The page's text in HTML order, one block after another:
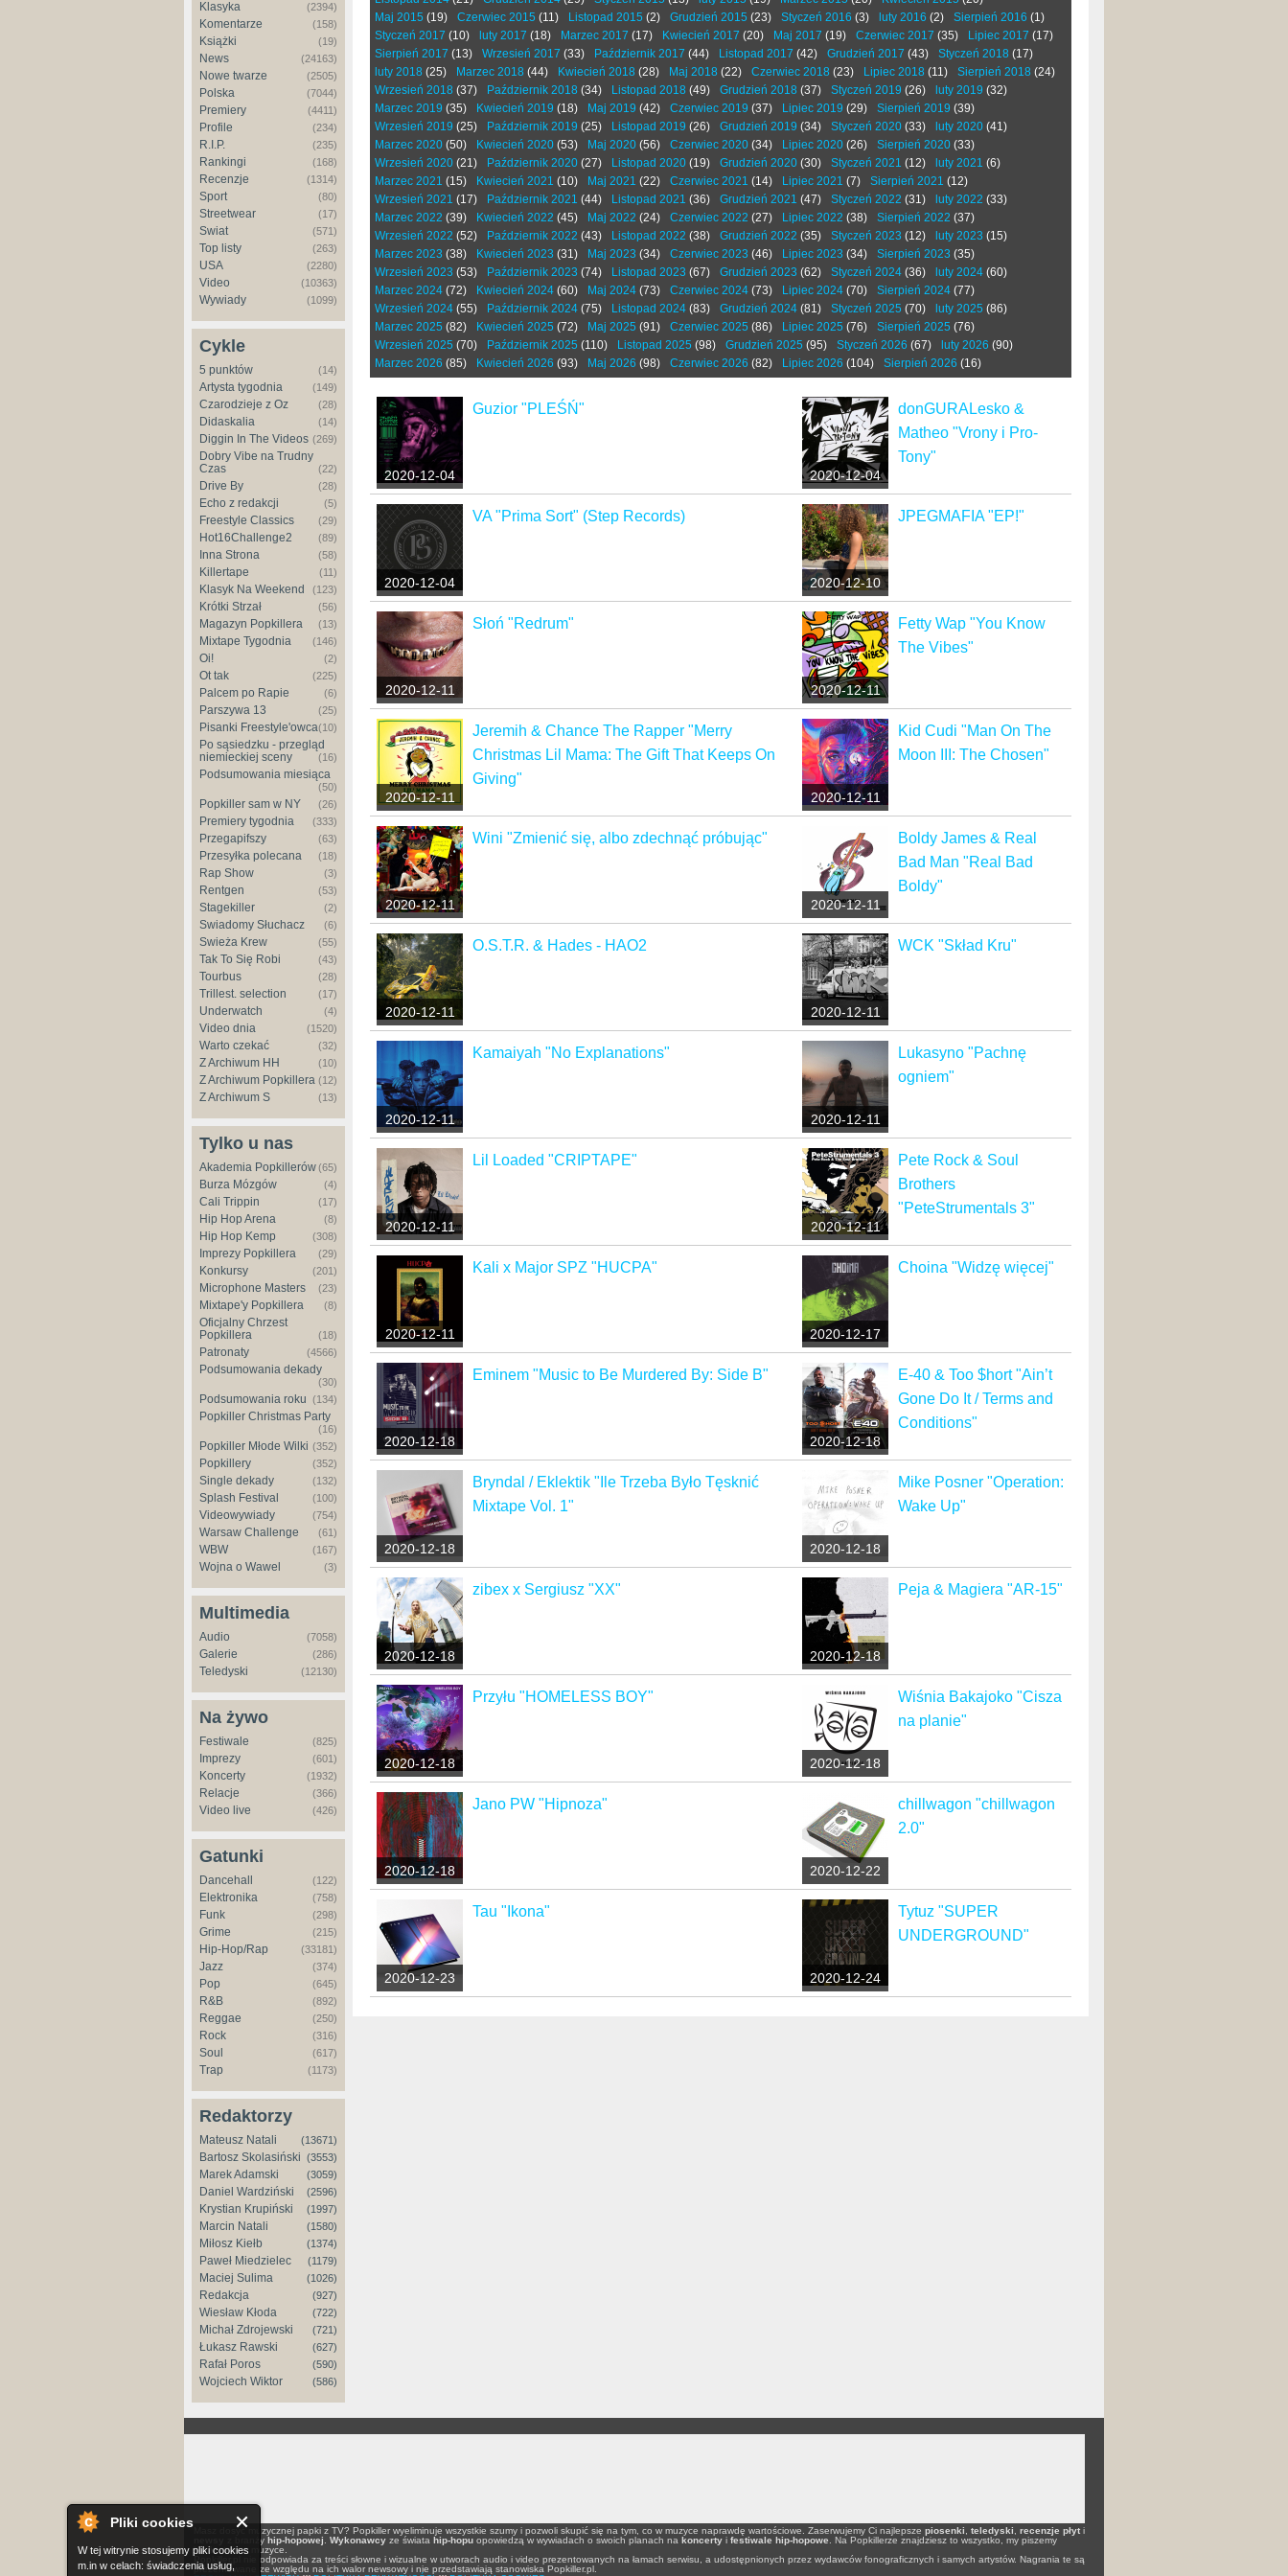
Pliki cookies
W tej witrynie stosujemy pliki cookies
m.in w celach: świadczenia usług,
Klasyka (2394)
Komentarze (158)
Książki (19)
News (24163)
Nowe twarze (2505)
Polska (7044)
Premiery (4411)
Profile (234)
R.I.P. (235)
Rankingi (168)
Recenzje (1314)
Sport (80)
Streetwear (17)
Świat (571)
Top listy (263)
USA (2280)
Video (10363)
Wywiady (1099)
Cykle
5 punktów (14)
Artysta tygodnia (149)
Czarodzieje z Oz (28)
Didaskalia (14)
Diggin In The Videos (269)
Dobry Vibe na Trudny
Czas
(22)
Drive By (28)
Echo z redakcji (5)
Freestyle Classics (29)
Hot16Challenge2 (89)
Inna Strona (58)
Killertape (11)
Klasyk Na Weekend (123)
Krótki Strzał (56)
Magazyn Popkillera (13)
Mixtape Tygodnia (146)
Oi! (2)
Ot tak (225)
Palcem po Rapie (6)
Parszywa 13 (25)
Pisanki Freestyle'owca(10)
Po sąsiedzku - przegląd
niemieckiej sceny
(16)
Podsumowania miesiąca
(50)
Popkiller sam w NY (26)
Premiery tygodnia (333)
Przegapifszy (63)
Przesyłka polecana (18)
Rap Show (3)
Rentgen (53)
Stagekiller (2)
Świadomy Słuchacz (6)
Świeża Krew (55)
Tak To Się Robi (43)
Tourbus (28)
Trillest. selection (17)
Underwatch (4)
Video dnia (1520)
Warto czekać (32)
Z Archiwum HH (10)
Z Archiwum Popkillera (12)
Z Archiwum S (13)
Tylko u nas
Akademia Popkillerów(65)
Burza Mózgów (4)
Cali Trippin (17)
Hip Hop Arena (8)
Hip Hop Kemp (308)
Imprezy Popkillera (29)
Konkursy (201)
Microphone Masters (23)
Mixtape'y Popkillera (8)
Oficjalny Chrzest
Popkillera
(18)
Patronaty (4566)
Podsumowania dekady
(30)
Podsumowania roku (134)
Popkiller Christmas Party
(16)
Popkiller Młode Wilki (352)
Popkillery (352)
Single dekady (132)
Splash Festival (100)
Videowywiady (754)
Warsaw Challenge (61)
WBW (167)
Wojna o Wawel (3)
Multimedia
Audio (7058)
Galerie (286)
Teledyski (12130)
Na żywo
Festiwale (825)
Imprezy (601)
Koncerty (1932)
Relacje (366)
Video live (426)
Gatunki
Dancehall (122)
Elektronika (758)
Funk (298)
Grime (215)
Hip-Hop/Rap (33181)
Jazz (374)
Pop (645)
R&B (892)
Reggae (250)
Rock (316)
Soul (617)
Trap (1173)
Redaktorzy
Mateusz Natali (13671)
Bartosz Skolasiński (3553)
Marek Adamski (3059)
Daniel Wardziński (2596)
Krystian Krupiński (1997)
Marcin Natali (1580)
Miłosz Kiełb (1374)
Paweł Miedzielec (1179)
Maciej Sulima (1026)
Redakcja (927)
Wiesław Kłoda (722)
Michał Zdrojewski (721)
Łukasz Rawski (627)
Rafał Poros (590)
Wojciech Wiktor (586)
Maj 2015 (19) Czerwiec 2015 (11) Listopad 2015 (2) Grudzień 2015 (23) Styczeń 2016 (3) luty 2016 (2) Sierpień 2016 (1)
Styczeń 2017 (10) luty 2017 (18) Marzec 2017 (17) Kwiecień 2017 (20) Maj 2017 (19) Czerwiec 2017 (35) Lipiec 2017 (17)
Sierpień 2017 (13) Wrzesień 2017 (33) Październik 2017 (44) Listopad 2017 (42) Grudzień 2017 (43) Styczeń 2018 (17)
luty 2018 (25) Marzec 2018 (44) Kwiecień 2018 (28) Maj 2018 (22) Czerwiec 2018 (23) Lipiec 2018 (11) Sierpień 2018 (24)
Wrzesień 2018 (37) Październik 2018 (34) Listopad 2018 (49) Grudzień 2018 (37) Styczeń 2019 (26) luty 2019 (32)
Marzec 2019 (35) Kwiecień 2019 (18) Maj 2019 (42) Czerwiec 2019 (37) Lipiec 2019 (29) Sierpień 2019 (39)
Wrzesień 2019 (25) Październik 2019 (25) Listopad 2019 (26) Grudzień 2019 (34) Styczeń 2020 (33) luty 2020 (41)
Marzec 2020 (50) Kwiecień 2020 (53) Maj 2020 (56) Czerwiec 2020 (34) Lipiec 2020 (26) Sierpień 2020 (33)
Wrzesień 2020 (21) Październik 2020 (27) Listopad 2020 (19) Grudzień 2020 (30) Styczeń 2021 (12) luty 2021 (6)
Marzec 2021 (15) Kwiecień 2021 (10) Maj 2021 (22) Czerwiec 2021 (14) Lipiec 2021 (7) Sierpień 2021 (12)
Wrzesień 2021 (17) Październik 2021 (44) Listopad 2021 (36) Grudzień 2021 (47) Styczeń 2022 (31) luty 2022 (33)
Marzec 2022 (39) Kwiecień 2022 (45) Maj 2022 (24) Czerwiec 2022 (27) Lipiec 2022 (38) Sierpień 2022 (37)
Wrzesień 2022 (52) Październik 2022 (43) Listopad 2022 (38) Grudzień 2022 (35) Styczeń 2023 (12) luty 2023 (15)
Marzec 2023 (38) Kwiecień 2023 (31) Maj 2023 (34) Czerwiec 2023 (46) Lipiec 2023 (34) Sierpień 2023 (35)
Wrzesień 2023 (53) Październik 2023 (74) Listopad 2023 (67) Grudzień 2023 (62) Styczeń 2024 (36) luty 2024 (60)
Marzec 2024 (72) Kwiecień 2024 (60) Maj 2024 (73) Czerwiec 2024 (73) Lipiec 2024 (70) Sierpień 2024 (77)
Wrzesień 2024 (55) Październik 2024 (75) Listopad 2024 (83) Grudzień 2024 (81) Styczeń 2025 (70) luty 2025 (86)
Marzec 2025 (82) Kwiecień 2025 (72) Maj 2025 (91) Czerwiec 2025 (86) Lipiec 2025 (76) Sierpień 2025 (76)
Wrzesień 2025 (70) Październik 2025 (110) Listopad 2025 (98) Grudzień 2025 (95) Styczeń 2026 (67) luty 2026 (90)
Marzec 2026 (85) Kwiecień 2026 (93) Maj 2026 (98) Czerwiec 2026 (82) Lipiec 2026 (104) Sierpień 2026 (16)
2020-12-04
Guzior "PLEŚŃ"
2020-12-04
donGURALesko &
Matheo "Vrony i Pro-
Tony"
2020-12-04
VA "Prima Sort" (Step Records)
2020-12-10
JPEGMAFIA "EP!"
2020-12-11
Słoń "Redrum"
2020-12-11
Fetty Wap "You Know
The Vibes"
2020-12-11
Jeremih & Chance The Rapper "Merry
Christmas Lil Mama: The Gift That Keeps On
Giving"
2020-12-11
Kid Cudi "Man On The
Moon III: The Chosen"
2020-12-11
Wini "Zmienić się, albo zdechnąć próbując"
2020-12-11
Boldy James & Real
Bad Man "Real Bad
Boldy"
2020-12-11
O.S.T.R. & Hades - HAO2
2020-12-11
WCK "Skład Kru"
2020-12-11
Kamaiyah "No Explanations"
2020-12-11
Lukasyno "Pachnę
ogniem"
2020-12-11
Lil Loaded "CRIPTAPE"
2020-12-11
Pete Rock & Soul
Brothers
"PeteStrumentals 3"
2020-12-11
Kali x Major SPZ "HUCPA"
2020-12-17
Choina "Widzę więcej"
2020-12-18
Eminem "Music to Be Murdered By: Side B"
2020-12-18
E-40 & Too $hort "Ain’t
Gone Do It / Terms and
Conditions"
2020-12-18
Bryndal / Eklektik "Ile Trzeba Było Tęsknić
Mixtape Vol. 1"
2020-12-18
Mike Posner "Operation:
Wake Up"
2020-12-18
zibex x Sergiusz "XX"
2020-12-18
Peja & Magiera "AR-15"
2020-12-18
Przyłu "HOMELESS BOY"
2020-12-18
Wiśnia Bakajoko "Cisza
na planie"
2020-12-18
Jano PW "Hipnoza"
2020-12-22
chillwagon "chillwagon
2.0"
2020-12-23
Tau "Ikona"
2020-12-24
Tytuz "SUPER
UNDERGROUND"
Masz dosyć muzycznej papki z TV? Popkiller wyeliminuje wszystkie szumy i pozwoli skupić się na tym, co w muzyce naprawdę wartościowe. Zaserwujemy Ci najlepsze piosenki teledyski recenzje płyt i
z branży hip-hopowej Wykonawcy ze świata hip-hopu opowiedzą w wywiadach o swoich planach na koncerty i festiwale hip-hopowe . Na Popkillerze znajdziesz to wszystko, my piszemy
konkretnie o muzyce.
Popkiller.pl nie odpowiada za treści słowne i wizualne w utworach audio i video prezentowanych na łamach serwisu, a udostępnionych przez wydawców fonograficznych i samych artystów. Nagrania te są
prezentowane ze względu na ich walor newsowy i nie przedstawiają stanowiska Popkiller.pl.